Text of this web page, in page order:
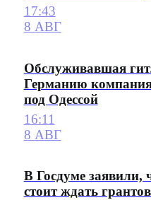
17:43
8 АВГ
Обслуживавшая
Германию компания
под Одессой
16:11
8 АВГ
В Госдуме
стоит ждать